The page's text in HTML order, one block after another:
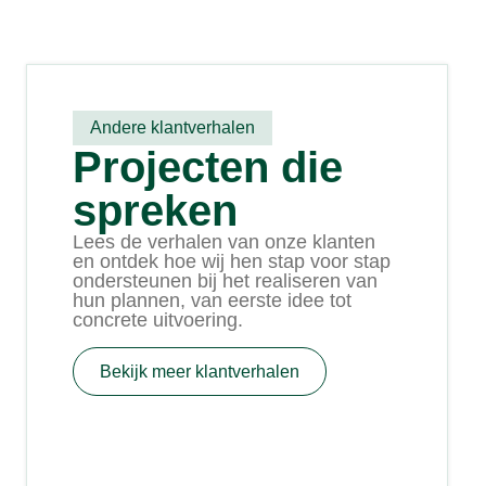
Andere klantverhalen
Projecten die
spreken
Lees de verhalen van onze klanten
en ontdek hoe wij hen stap voor stap
ondersteunen bij het realiseren van
hun plannen, van eerste idee tot
concrete uitvoering.
Bekijk meer klantverhalen